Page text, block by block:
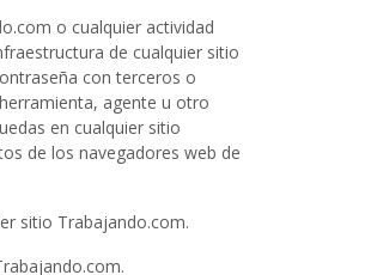
o cualquier actividad
de cualquier sitio
con terceros o
agente u otro
en cualquier sitio
de los navegadores web de
sitio Trabajando.com.